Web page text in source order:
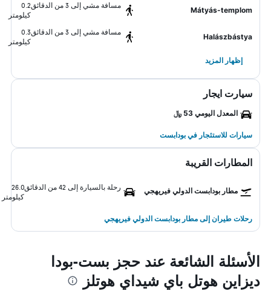
Mátyás-templom
مسافة مشي إلى 3 من الدقائق
0.2
كيلومتر
Halászbástya
مسافة مشي إلى 3 من الدقائق
0.3
كيلومتر
إظهار المزيد
سيارت ايجار
المعدل اليومي 53 ﷼
سيارات للاستئجار في بودابست
المطارات القريبة
مطار بودابست الدولي فيريهجي رحلة بالسيارة إلى 42 من الدقائق
26.0
كيلومتر
رحلات طيران إلى مطار بودابست الدولي فيريهجي
الأسئلة الشائعة عند حجز بست-بودا
ديزاين هوتل باي شيداي هوتلز